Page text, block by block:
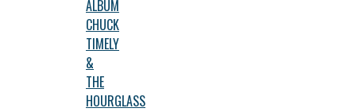
ALBUM
CHUCK
TIMELY
&
THE
HOURGLASS